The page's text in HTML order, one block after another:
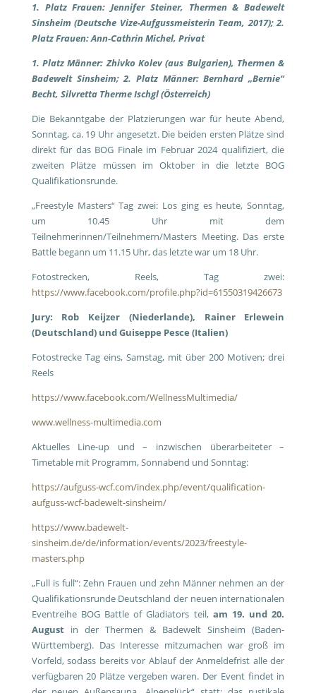
1. Platz Frauen: Jennifer Steiner, Thermen & Badewelt
Sinsheim (Deutsche Vize-Aufgussmeisterin Team, 2017); 2.
Platz Frauen: Ann-Cathrin Michel, Privat
1. Platz Männer: Zhivko Kolev (aus Bulgarien), Thermen &
Badewelt Sinsheim; 2. Platz Männer: Bernhard „Bernie“
Becht, Silvretta Therme Ischgl (Österreich)
Die Bekanntgabe der Platzierungen war für heute Abend,
Sonntag, ca. 19 Uhr angesetzt. Die beiden ersten Plätze sind
direkt für das BOG Finale im Februar 2024 qualifiziert, die
zweiten Plätze müssen im Oktober in die letzte BOG
Qualifikationsrunde.
„Freestyle Masters“ Tag zwei: Los ging es heute, Sonntag,
um 10.45 Uhr mit dem
Teilnehmerinnen/Teilnehmern/Masters Meeting. Das erste
Battle begann um 11.15 Uhr, das letzte war um 18 Uhr.
Fotostrecken, Reels, Tag zwei:
https://www.facebook.com/profile.php?id=61550319426673
Jury: Rob Keijzer (Niederlande), Rainer Erlewein
(Deutschland) und Guiseppe Pesce (Italien)
Fotostrecke Tag eins, Samstag, mit über 200 Motiven; drei
Reels
https://www.facebook.com/WellnessMultimedia/
www.wellness-multimedia.com
Aktuelles Line-up und – inzwischen überarbeiteter –
Timetable mit Programm, Sonnabend und Sonntag:
https://aufguss-wcf.com/index.php/event/qualification-
aufguss-wcf-badewelt-sinsheim/
https://www.badewelt-
sinsheim.de/de/information/events/2023/freestyle-
masters.php
„Full is full“: Zehn Frauen und zehn Männer nehmen an der
Qualifikationsrunde Deutschland der neuen internationalen
Eventreihe BOG Battle of Gladiators teil, am 19. und 20.
Augustin der Thermen & Badewelt Sinsheim (Baden-
Württemberg). Das Interesse mitzumachen war groß im
Vorfeld, sodass bereits vor Ablauf der Anmeldefrist alle der
verfügbaren 20 Plätze vergeben waren. Der Event findet in